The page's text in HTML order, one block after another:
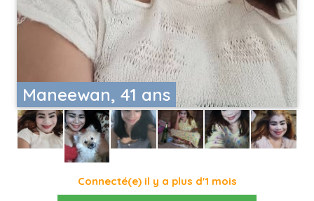
Maneewan, 41 ans
Connecté(e) il y a plus d'1 mois